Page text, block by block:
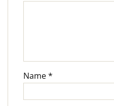
Name*